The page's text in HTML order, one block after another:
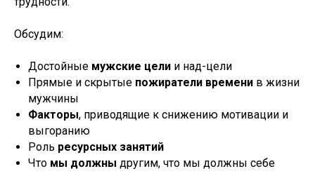
Обсудим:
Достойные мужские цели и над-цели
Прямые и скрытые пожиратели времени в жизни
мужчины
Факторы, приводящие к снижению мотивации и
выгоранию
Роль ресурсных занятий
Что мы должны другим, что мы должны себе